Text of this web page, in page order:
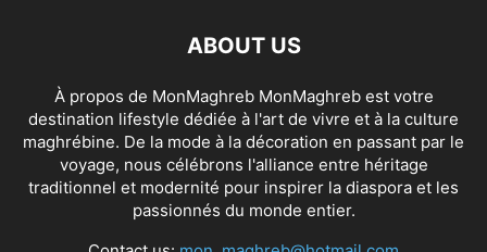
ABOUT US
À propos de MonMaghreb MonMaghreb est votre
destination lifestyle dédiée à l'art de vivre et à la culture
maghrébine. De la mode à la décoration en passant par le
voyage, nous célébrons l'alliance entre héritage
traditionnel et modernité pour inspirer la diaspora et les
passionnés du monde entier.